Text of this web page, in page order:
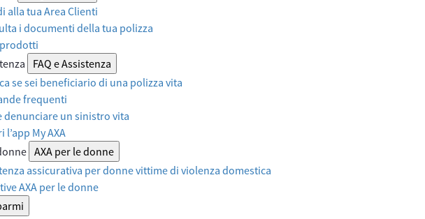
alla tua Area Clienti
i documenti della tua polizza
FAQ e Assistenza
se sei beneficiario di una polizza vita
frequenti
denunciare un sinistro vita
l’app My AXA
AXA per le donne
assicurativa per donne vittime di violenza domestica
AXA per le donne